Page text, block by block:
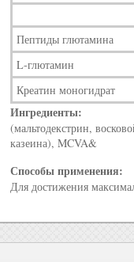
Пептиды глютамина
L-глютамин
Креатин моногидрат
Ингредиенты:
(мальтодекстрин,
казеина), MCVA&
Способы применения:
Для достижения